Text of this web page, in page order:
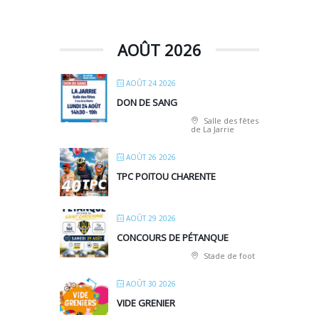
AOÛT 2026
AOÛT 24 2026
DON DE SANG
Salle des fêtes
de La Jarrie
AOÛT 26 2026
TPC POITOU CHARENTE
AOÛT 29 2026
CONCOURS DE PÉTANQUE
Stade de foot
AOÛT 30 2026
VIDE GRENIER